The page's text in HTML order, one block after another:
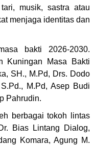
musik, sastra atau
menjaga identitas dan
bakti 2026-2030.
Kuningan Masa Bakti
SH., M.Pd, Drs. Dodo
M.Pd, Asep Budi
Pahrudin.
berbagai tokoh lintas
Bias Lintang Dialog,
Komara, Agung M.